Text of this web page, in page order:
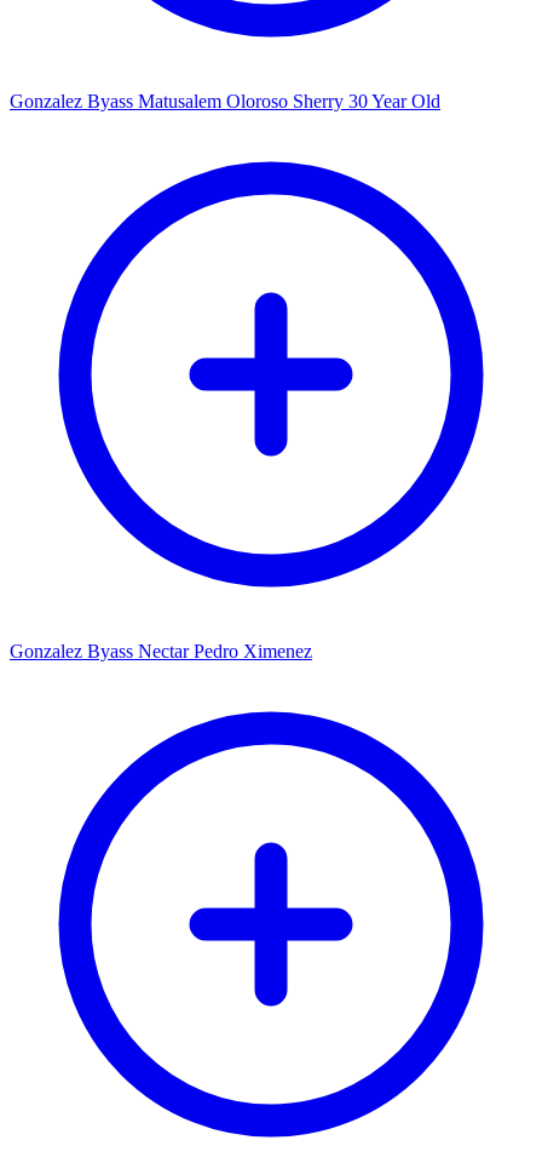
Gonzalez Byass Matusalem Oloroso Sherry 30 Year Old
Gonzalez Byass Nectar Pedro Ximenez